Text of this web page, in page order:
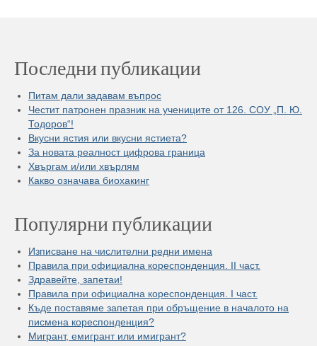
Последни публикации
Питам дали задавам въпрос
Честит патронен празник на учениците от 126. СОУ „П. Ю.
Тодоров“!
Вкусни ястия или вкусни ястиета?
За новата реалност цифрова граница
Хвъргам и/или хвърлям
Какво означава биохакинг
Популярни публикации
Изписване на числителни редни имена
Правила при официална кореспонденция. II част.
Здравейте, запетаи!
Правила при официална кореспонденция. I част.
Къде поставяме запетая при обръщение в началото на
писмена кореспонденция?
Мигрант, емигрант или имигрант?